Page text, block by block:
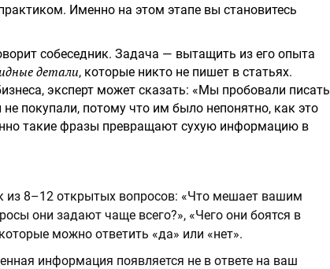
Именно на этом этапе вы становитесь
собеседник. Задача — вытащить из его опыта
детали, которые никто не пишет в статьях.
эксперт может сказать: «Мы пробовали писать
покупали, потому что им было непонятно, как это
такие фразы превращают сухую информацию в
из 8–12 открытых вопросов: «Что мешает вашим
они задают чаще всего?», «Чего они боятся в
можно ответить «да» или «нет».
информация появляется не в ответе на ваш